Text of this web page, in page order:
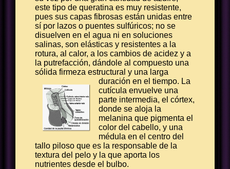
este tipo de queratina es muy resistente,
pues sus capas fibrosas están unidas entre
sí por lazos o puentes sulfúricos; no se
disuelven en el agua ni en soluciones
salinas, son elásticas y resistentes a la
rotura, al calor, a los cambios de acidez y a
la putrefacción, dándole al compuesto una
sólida firmeza estructural y una larga
duración en el tiempo. La
cutícula envuelve una
parte intermedia, el córtex,
donde se aloja la
melanina que pigmenta el
color del cabello, y una
médula en el centro del
tallo piloso que es la responsable de la
textura del pelo y la que aporta los
nutrientes desde el bulbo.